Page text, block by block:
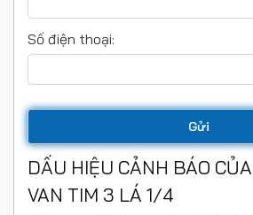
Số điện thoại:
DẤU HIỆU CẢNH BÁO
VAN TIM 3 LÁ 1/4